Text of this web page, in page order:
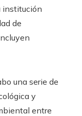
institución
de
una serie de
y
entre